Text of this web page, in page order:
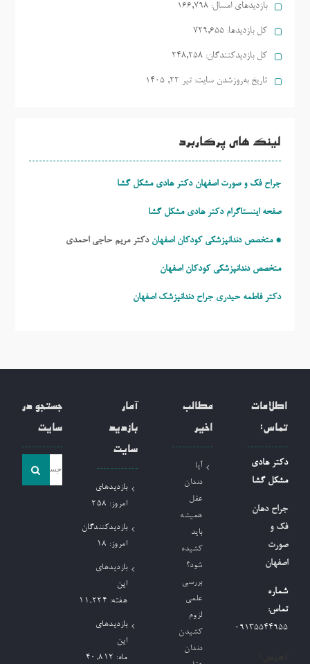
بازدیدهای امسال: 166,798
کل بازدیدها: 729,655
کل بازدیدکنند‌گان: 248,258
تاریخ به‌روزشدن سایت: تیر ۲۲, ۱۴۰۵
لینک های پرکاربرد
جراح فک و صورت اصفهان دکتر هادی مشکل گشا
صفحه اینستاگرام دکتر هادی مشکل گشا
* متخصص دندانپزشکی کودکان اصفهان دکتر مریم حاجی احمدی
متخصص دندانپزشکی کودکان اصفهان
دکتر فاطمه حیدری جراح دندانپزشک اصفهان
اطلاعات
تماس:
دکتر هادی
مشکل گشا
جراح دهان
فک و
صورت
اصفهان
شماره
تماس:
09135544955
مطالب
اخیر
آیا
دندان
عقل
همیشه
باید
کشیده
شود؟
بررسی
علمی
لزوم
کشیدن
دندان
آمار
بازدید
سایت
بازدیدهای
امروز: 258
بازدیدکنندگان
امروز: 18
بازدیدهای
این
هفته: 11,224
بازدیدهای
این
ماه: 40,812
جستجو در
سایت